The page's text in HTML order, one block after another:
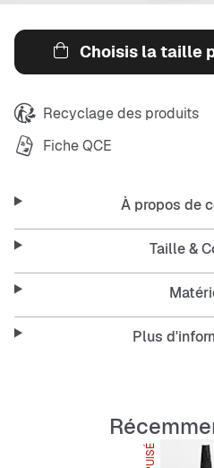
Choisis la taille
Recyclage des produits
Fiche QCE
À propos de
Taille &
Plus